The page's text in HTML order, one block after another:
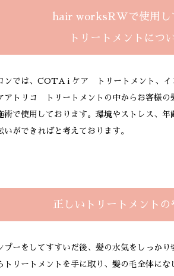
hair worksRWで使用し
トリートメントにつ
ンでは、COTA i ケア トリートメント、イ
アトリコ トリートメントの中からお客様の
術で使用しております。環境やストレス、
いができればと考えております。
正しいトリートメントの
プーをしてすすいだ後、髪の水気をしっか
トリートメントを手に取り、髪の毛全体に